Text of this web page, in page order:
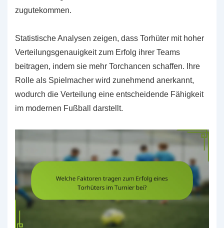
zugutekommen.
Statistische Analysen zeigen, dass Torhüter mit hoher
Verteilungsgenauigkeit zum Erfolg ihrer Teams
beitragen, indem sie mehr Torchancen schaffen. Ihre
Rolle als Spielmacher wird zunehmend anerkannt,
wodurch die Verteilung eine entscheidende Fähigkeit
im modernen Fußball darstellt.